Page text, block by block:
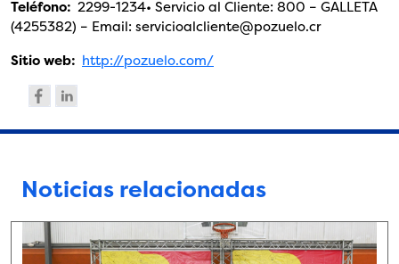
Teléfono: 2299-1234• Servicio al Cliente: 800 – GALLETA
(4255382) – Email: servicioalcliente@pozuelo.cr
Sitio web: http://pozuelo.com/
Noticias relacionadas